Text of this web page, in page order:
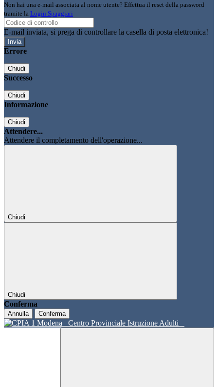
Non hai una e-mail associata al nome utente? Effettua il reset della password
tramite la Login Spaggiari
E-mail inviata, si prega di controllare la casella di posta elettronica!
Errore
Chiudi
Successo
Chiudi
Informazione
Chiudi
Attendere...
Attendere il completamento dell'operazione...
Chiudi
Chiudi
Conferma
Annulla Conferma
Centro Provinciale Istruzione Adulti